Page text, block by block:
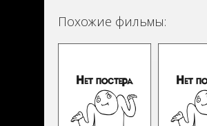
Похожие фильмы: